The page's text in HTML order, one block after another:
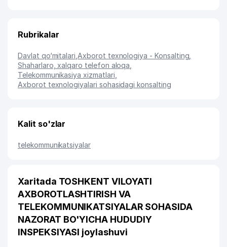
Rubrikalar
Davlat qo‘mitalari Axborot texnologiya - Konsalting
Shaharlaro, xalqaro telefon aloqa
Telekommunikasiya xizmatlari
Axborot texnologiyalari sohasidagi konsalting
Kalit so'zlar
telekommunikatsiyalar
Xaritada TOSHKENT VILOYATI
AXBOROTLASHTIRISH VA
TELEKOMMUNIKATSIYALAR SOHASIDA
NAZORAT BO'YICHA HUDUDIY
INSPEKSIYASI joylashuvi